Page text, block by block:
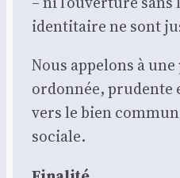
iden­ti­taire ne sont
Nous appe­lons à
ordon­née, pru­dente
vers le bien
sociale.